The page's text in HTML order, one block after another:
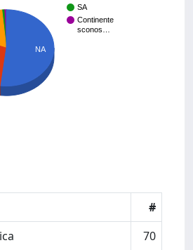
SA
Continente
sconos…
NA
#
70